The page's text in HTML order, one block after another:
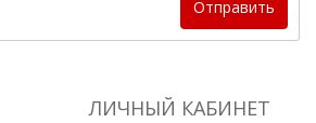
Отправить
ЛИЧНЫЙ КАБИНЕТ